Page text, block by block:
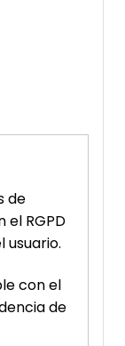
de
el RGPD
usuario.
con el
de